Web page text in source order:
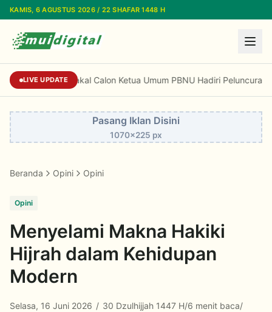
Lewati ke konten utama
KAMIS, 6 AGUSTUS 2026 / 22 SHAFAR 1448 H
LIVE UPDATE Sejumlah Nama Bakal Calon Ketua Umum
Pasang Iklan Disini
1070x225 px
Beranda Opini Opini
Opini
Menyelami Makna Hakiki
Hijrah dalam Kehidupan
Modern
Selasa, 16 Juni 2026 / 30 Dzulhijjah 1447 H/6 menit baca/